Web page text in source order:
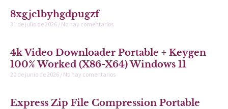
8xgjc1byhgdpugzf
31 de julio de 2026 No hay comentarios
4k Video Downloader Portable + Keygen
100% Worked (x86-X64) Windows 11
20 de junio de 2026 No hay comentarios
Express Zip File Compression Portable